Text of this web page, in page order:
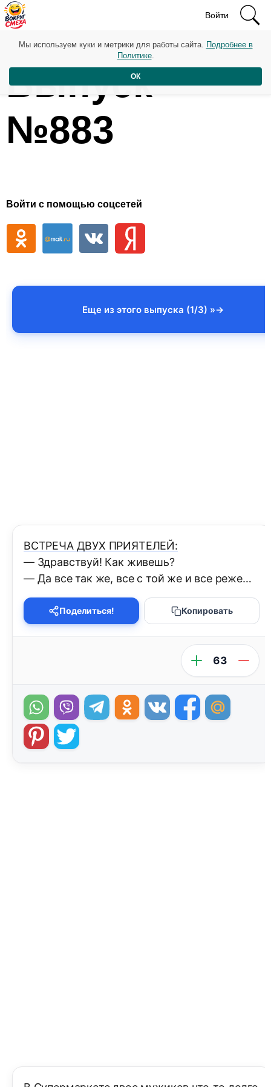
Войти
Выпуск
№883
Войти с помощью соцсетей
Еще из этого выпуска (1/3) »
ВСТРЕЧА ДВУХ ПРИЯТЕЛЕЙ:
— Здpавствуй! Как живешь?
— Да все так же, все с той же и все pеже…
Поделиться! Копировать
63
Мы используем куки и метрики для работы сайта. Подробнее в
Политике.
ОК